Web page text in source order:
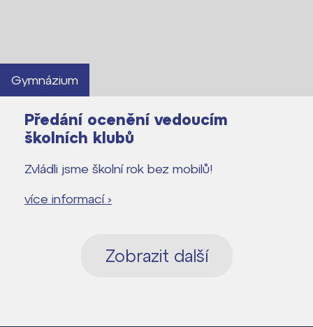
Gymnázium
Předání ocenění vedoucím
školních klubů
Zvládli jsme školní rok bez mobilů!
více informací ›
Zobrazit další